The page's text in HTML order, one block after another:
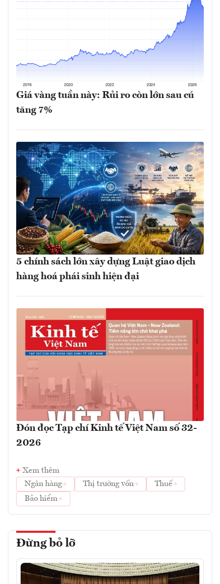
Giá vàng tuần này: Rủi ro còn lớn sau cú
tăng 7%
5 chính sách lớn xây dựng Luật giao dịch
hàng hoá phái sinh hiện đại
Đón đọc Tạp chí Kinh tế Việt Nam số 32-
2026
Xem thêm
Ngân hàng
Thị trường vốn
Thuế
Bảo hiểm
Đừng bỏ lỡ